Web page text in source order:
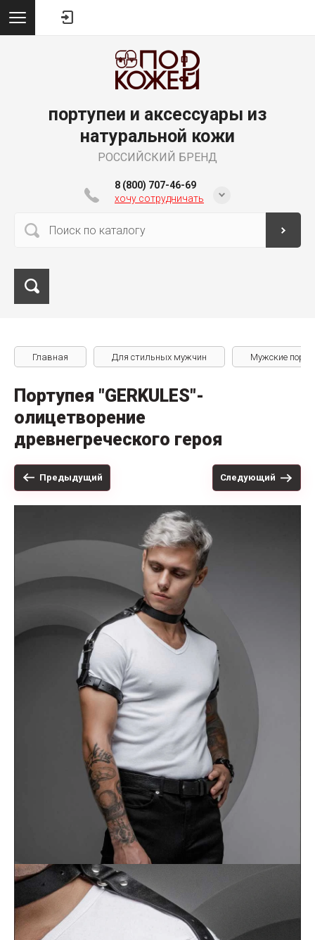
портупеи и аксессуары из
натуральной кожи
РОССИЙСКИЙ БРЕНД
8 (800) 707-46-69
хочу сотрудничать
Главная Для стильных мужчин Мужские
Портупея "GERKULES"-
олицетворение
древнегреческого героя
Предыдущий Следующий